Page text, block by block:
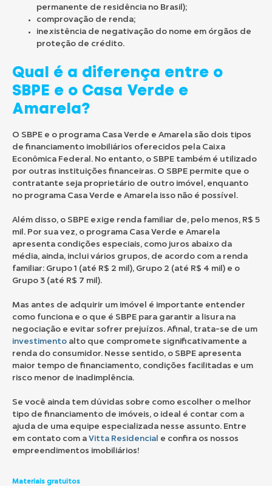
permanente de residência no Brasil);
comprovação de renda;
inexistência de negativação do nome em órgãos de
proteção de crédito.
Qual é a diferença entre o
SBPE e o Casa Verde e
Amarela?
O SBPE e o programa Casa Verde e Amarela são dois tipos
de financiamento imobiliários oferecidos pela Caixa
Econômica Federal. No entanto, o SBPE também é utilizado
por outras instituições financeiras. O SBPE permite que o
contratante seja proprietário de outro imóvel, enquanto
no programa Casa Verde e Amarela isso não é possível.
Além disso, o SBPE exige renda familiar de, pelo menos, R$ 5
mil. Por sua vez, o programa Casa Verde e Amarela
apresenta condições especiais, como juros abaixo da
média, ainda, inclui vários grupos, de acordo com a renda
familiar: Grupo 1 (até R$ 2 mil), Grupo 2 (até R$ 4 mil) e o
Grupo 3 (até R$ 7 mil).
Mas antes de adquirir um imóvel é importante entender
como funciona e o que é SBPE para garantir a lisura na
negociação e evitar sofrer prejuízos. Afinal, trata-se de um
investimento alto que compromete significativamente a
renda do consumidor. Nesse sentido, o SBPE apresenta
maior tempo de financiamento, condições facilitadas e um
risco menor de inadimplência.
Se você ainda tem dúvidas sobre como escolher o melhor
tipo de financiamento de imóveis, o ideal é contar com a
ajuda de uma equipe especializada nesse assunto. Entre
em contato com a Vitta Residencial
e confira os nossos
empreendimentos imobiliários!
Materiais gratuitos